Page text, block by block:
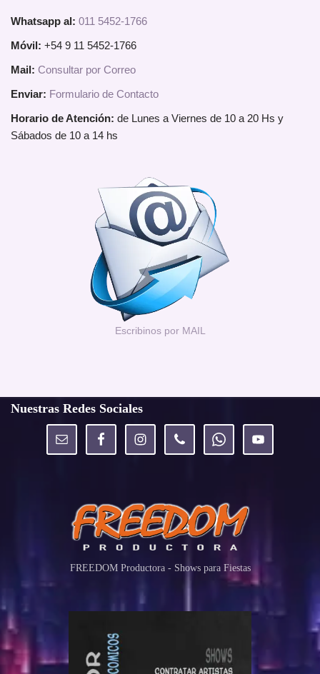
Whatsapp al: 011 5452-1766
Móvil: +54 9 11 5452-1766
Mail: Consultar por Correo
Enviar: Formulario de Contacto
Horario de Atención: de Lunes a Viernes de 10 a 20 Hs y
Sábados de 10 a 14 hs
Escribinos por MAIL
Nuestras Redes Sociales
FREEDOM Productora - Shows para Fiestas